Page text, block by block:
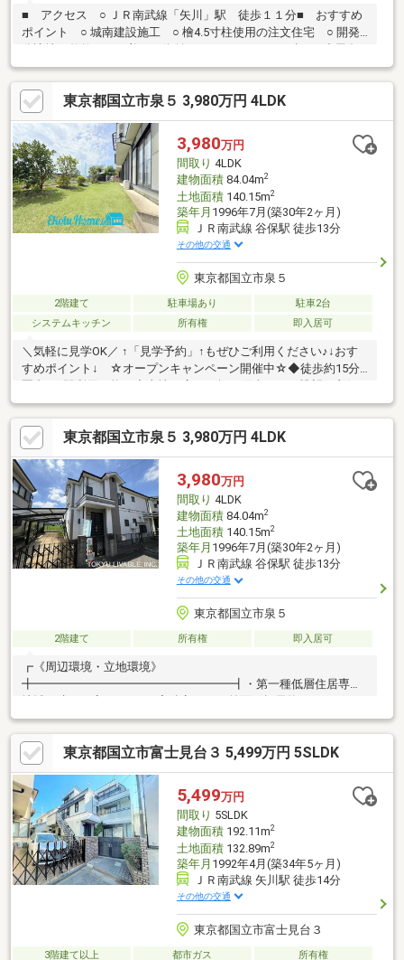
■ アクセス ○ ＪＲ南武線「矢川」駅 徒歩１１分■ おすすめ
ポイント ○ 城南建設施工 ○ 檜4.5寸柱使用の注文住宅 ○ 開発
収納有り、季節物の収納や趣味用品の保管等多岐に渡りご活用い
ただけます ○ 各居室に収納があり便利 ○ ゆったり過ごせる１
６１６サイズの一坪バスルーム ○ 雨の日に重宝する浴室乾燥
機 ○ 書斎スペース有り ○ 南向きバルコニー ○ 駐車スペース有
（車種による）
東京都国立市泉５ 3,980万円 4LDK
3,980万円
間取り 4LDK
建物面積84.04m2
土地面積140.15m2
築年月 1996年7月(築30年2ヶ月)
ＪＲ南武線 谷保駅 徒歩13分
その他の交通
東京都国立市泉５
2階建て 駐車場あり
駐車2台
システムキッチン
所有権 即入居可
＼気軽に見学OK／ ↑「見学予約」↑もぜひご利用ください♪↓おす
すめポイント↓ ☆オープンキャンペーン開催中☆◆徒歩約15分
♪◆生活に彩りを与えてくれる広いお庭付き☆ 売主様が丁寧に
お手入れされています！◆納戸＆小屋裏収納付きの4LDKタイプ
☆◆カースペース2台可能 (車種による) 嬉しいカーポート付き
です！◆徒歩15分圏内にお買い物スポットが充実♪◆小中学校徒
歩約5分圏内で親御様も安心の立地☆＊オープンキャンペーン詳
細は下記の「プレゼント情報」をご覧ください！＊いつでもお気
軽にお問い合わせください♪
東京都国立市泉５ 3,980万円 4LDK
3,980万円
間取り 4LDK
建物面積84.04m2
土地面積140.15m2
築年月 1996年7月(築30年2ヶ月)
ＪＲ南武線 谷保駅 徒歩13分
その他の交通
東京都国立市泉５
2階建て 所有権 即入居可
┏《周辺環境・立地環境》
╋━━━━━━━━━━━━━━━━━┫・第一種低層住居専用
たりした道路です・通りから１本奥に入っており、前面道路は私
道につき交通量も少なく、 静かな環境でお過ごしいただけます
┏《室内の特徴》╋━━━━━━━━━━━━━━━━━┫・
１・２階どちらも南側に開口部のある明るい室内です。・南側の
前面に棟がなく明るく開放感があります・１階・２階のどちらに
もお手洗い・洗面台がついております・共有のゴミスペースがあ
る為、維持管理された住環境です。※近隣所有者も含めて持ち分
あり
東京都国立市富士見台３ 5,499万円 5SLDK
5,499万円
間取り 5SLDK
建物面積192.11m2
土地面積132.89m2
築年月 1992年4月(築34年5ヶ月)
ＪＲ南武線 矢川駅 徒歩14分
その他の交通
東京都国立市富士見台３
3階建て以上 都市ガス 所有権